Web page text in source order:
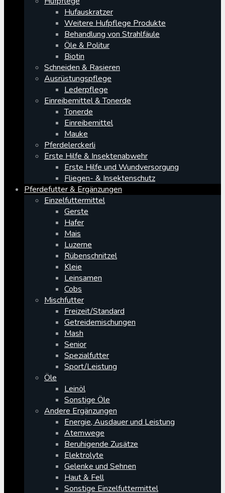
Hufauskratzer
Weitere Hufpflege Produkte
Behandlung von Strahlfäule
Öle & Politur
Biotin
Schneiden & Rasieren
Ausrüstungspflege
Lederpflege
Einreibemittel & Tonerde
Tonerde
Einreibemittel
Mauke
Pferdelerckerli
Erste Hilfe & Insektenabwehr
Erste Hilfe und Wundversorgung
Fliegen- & Insektenschutz
Pferdefutter & Ergänzungen
Einzelfuttermittel
Gerste
Hafer
Mais
Luzerne
Rübenschnitzel
Kleie
Leinsamen
Cobs
Mischfutter
Freizeit/Standard
Getreidemischungen
Mash
Senior
Spezialfutter
Sport/Leistung
Öle
Leinöl
Sonstige Öle
Andere Ergänzungen
Energie, Ausdauer und Leistung
Atemwege
Beruhigende Zusätze
Elektrolyte
Gelenke und Sehnen
Haut & Fell
Sonstige Einzelfuttermittel